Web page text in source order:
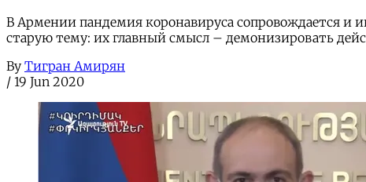
В Армении пандемия коронавируса сопровождается и
старую тему: их главный смысл – демонизировать
By Тигран Амирян
/ 19 Jun 2020